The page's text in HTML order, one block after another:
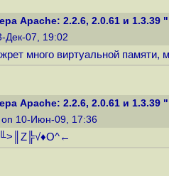
Apache: 2.2.6, 2.0.61 и 1.3.39 "
Дек-07, 19:02
много виртуальной памяти,
Apache: 2.2.6, 2.0.61 и 1.3.39 "
on 10-Июн-09, 17:36